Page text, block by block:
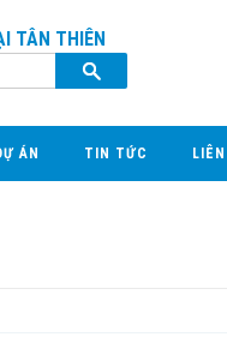
TÂN THIÊN
ÁN TIN TỨC